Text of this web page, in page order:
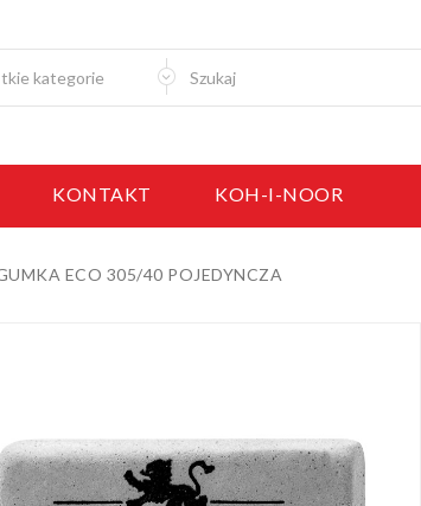
KONTAKT KOH-I-NOOR
ECO 305/40 POJEDYNCZA